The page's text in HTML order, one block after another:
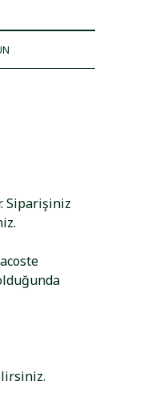
Siparişiniz